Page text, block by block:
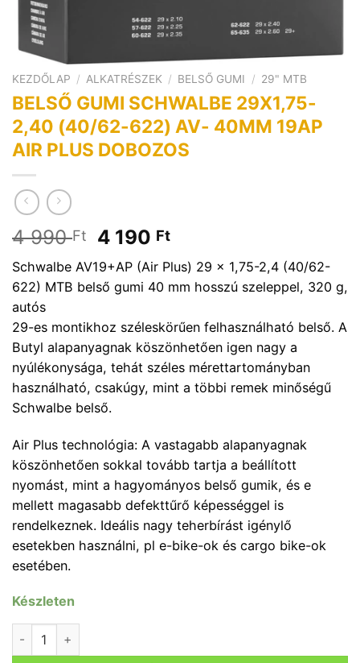
KEZDŐLAP / ALKATRÉSZEK / BELSŐ GUMI / 29" MTB
BELSŐ GUMI SCHWALBE 29X1,75-
2,40 (40/62-622) AV- 40MM 19AP
AIR PLUS DOBOZOS
4 990Ft
Original
price
was:
4
4 190 FtCurrent
price
is:
4
Schwalbe AV19+AP (Air Plus) 29 x 1,75-2,4 (40/62-
622) MTB belső gumi 40 mm hosszú szeleppel, 320 g,
autós
29-es montikhoz széleskörűen felhasználható belső. A
Butyl alapanyagnak köszönhetően igen nagy a
nyúlékonysága, tehát széles mérettartományban
használható, csakúgy, mint a többi remek minőségű
Schwalbe belső.
Air Plus technológia: A vastagabb alapanyagnak
köszönhetően sokkal tovább tartja a beállított
nyomást, mint a hagyományos belső gumik, és e
mellett magasabb defekttűrő képességgel is
rendelkeznek. Ideális nagy teherbírást igénylő
esetekben használni, pl e-bike-ok és cargo bike-ok
esetében.
Készleten